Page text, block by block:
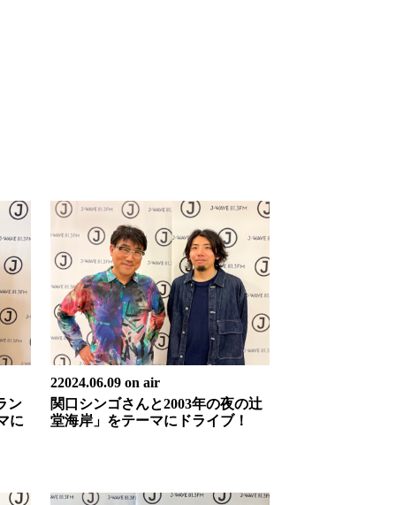
ン
に
22024.06.09 on air
関口シンゴさんと2003年の夜の辻
堂海岸」をテーマにドライブ！